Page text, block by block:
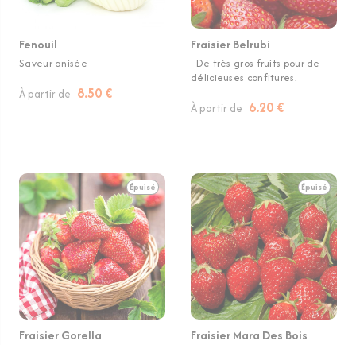
Fenouil
Saveur anisée
À partir de 8.50 €
Fraisier Belrubi
De très gros fruits pour de
délicieuses confitures.
À partir de 6.20 €
Épuisé
Fraisier Gorella
Épuisé
Fraisier Mara Des Bois